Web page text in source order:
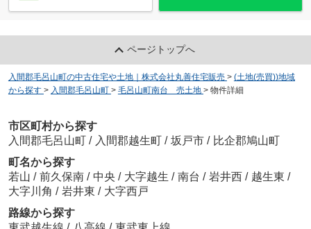
ページトップへ
入間郡毛呂山町の中古住宅や土地｜株式会社丸善住宅販売 > (土地(売買))地域
から探す > 入間郡毛呂山町 > 毛呂山町南台 売土地 > 物件詳細
市区町村から探す
入間郡毛呂山町 / 入間郡越生町 / 坂戸市 / 比企郡鳩山町
町名から探す
若山 / 前久保南 / 中央 / 大字越生 / 南台 / 岩井西 / 越生東 /
大字川角 / 岩井東 / 大字西戸
路線から探す